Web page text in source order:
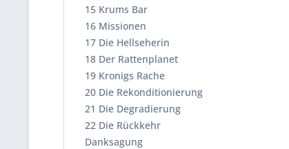
15 Krums Bar
16 Missionen
17 Die Hellseherin
18 Der Rattenplanet
19 Kronigs Rache
20 Die Rekonditionierung
21 Die Degradierung
22 Die Rückkehr
Danksagung